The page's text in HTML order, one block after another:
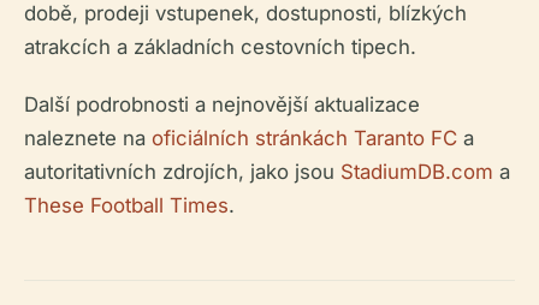
době, prodeji vstupenek, dostupnosti, blízkých
atrakcích a základních cestovních tipech.
Další podrobnosti a nejnovější aktualizace
naleznete na oficiálních stránkách Taranto FC a
autoritativních zdrojích, jako jsou StadiumDB.com a
These Football Times.